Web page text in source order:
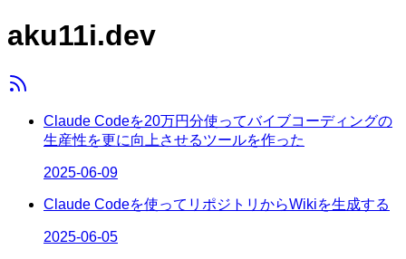
aku11i.dev
Claude Codeを20万円分使ってバイブコーディングの
生産性を更に向上させるツールを作った
2025-06-09
Claude Codeを使ってリポジトリからWikiを生成する
2025-06-05